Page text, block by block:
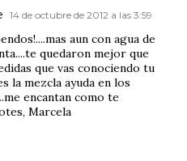
14 de octubre de 2012 a las 3:59
aun con agua de
quedaron mejor que
que vas conociendo tu
la mezcla ayuda en los
encantan como te
Marcela